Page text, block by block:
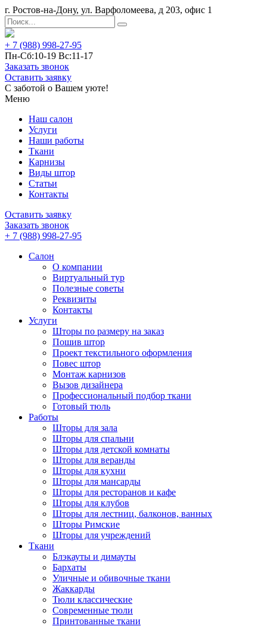
г. Ростов-на-Дону, ул. Варфоломеева, д 203, офис 1
+ 7 (988) 998-27-95
Пн-Сб:10-19 Вс:11-17
Заказать звонок
Оставить заявку
С заботой о Вашем уюте!
Меню
Наш салон
Услуги
Наши работы
Ткани
Карнизы
Виды штор
Статьи
Контакты
Оставить заявку
Заказать звонок
+ 7 (988) 998-27-95
Салон
О компании
Виртуальный тур
Полезные советы
Реквизиты
Контакты
Услуги
Шторы по размеру на заказ
Пошив штор
Проект текстильного оформления
Повес штор
Монтаж карнизов
Вызов дизайнера
Профессиональный подбор ткани
Готовый тюль
Работы
Шторы для зала
Шторы для спальни
Шторы для детской комнаты
Шторы для веранды
Шторы для кухни
Шторы для мансарды
Шторы для ресторанов и кафе
Шторы для клубов
Шторы для лестниц, балконов, ванных
Шторы Римские
Шторы для учреждений
Ткани
Блэкауты и димауты
Бархаты
Уличные и обивочные ткани
Жаккарды
Тюли классические
Современные тюли
Принтованные ткани